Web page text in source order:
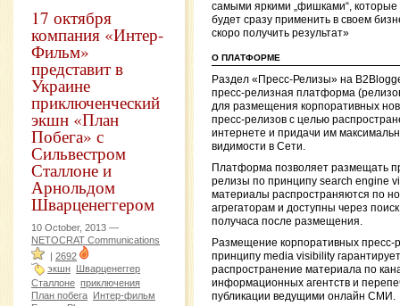
17 октября
компания «Интер-
Фильм»
представит в
Украине
приключенческий
экшн «План
Побега» с
Сильвестром
Сталлоне и
Арнольдом
Шварценеггером
10 October, 2013 —
NETOCRAT Communications
| 2692
экшн Шварценеггер
Сталлоне приключения
План побега Интер-фильм
самыми яркими „фишками“,
будет сразу применить в своем
скоро получить результат»
О ПЛАТФОРМЕ
Раздел «Пресс-Релизы» на
пресс-релизная платформа
для размещения корпоративных
пресс-релизов с целью
интернете и придачи им
видимости в Сети.
Платформа позволяет размещать
релизы по принципу search engine
материалы распространяются по
агрегаторам и доступны через
получаса после размещения.
Размещение корпоративных пресс-
принципу media visibility гарантирует
распространение материала по
информационных агентств и
публикации ведущими онлайн СМИ.